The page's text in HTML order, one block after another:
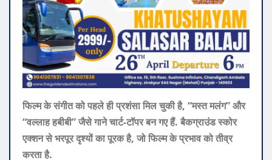
फिल्म के संगीत को पहले ही प्रशंसा मिल चुकी है, “मस्त मलंग” और
“वल्लाह हबीबी” जैसे गाने चार्ट-टॉपर बन गए हैं. बैकग्राउंड स्कोर
एक्शन से भरपूर दृश्यों का पूरक है, जो फिल्म के प्रभाव को तीव्र
करता है.